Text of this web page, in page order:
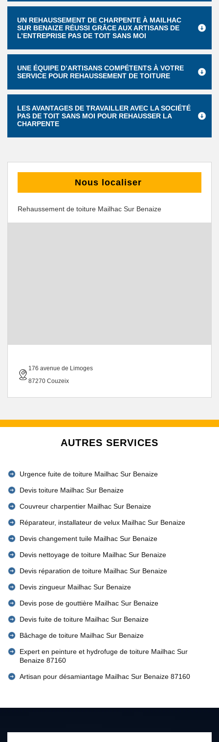
UN REHAUSSEMENT DE CHARPENTE À MAILHAC
SUR BENAIZE RÉUSSI GRÂCE AUX ARTISANS DE
L’ENTREPRISE PAS DE TOIT SANS MOI
UNE ÉQUIPE D’ARTISANS COMPÉTENTS À VOTRE
SERVICE POUR REHAUSSEMENT DE TOITURE
LES AVANTAGES DE TRAVAILLER AVEC LA SOCIÉTÉ
PAS DE TOIT SANS MOI POUR REHAUSSER LA
CHARPENTE
Nous localiser
Rehaussement de toiture Mailhac Sur Benaize
176 avenue de Limoges
87270 Couzeix
AUTRES SERVICES
Urgence fuite de toiture Mailhac Sur Benaize
Devis toiture Mailhac Sur Benaize
Couvreur charpentier Mailhac Sur Benaize
Réparateur, installateur de velux Mailhac Sur Benaize
Devis changement tuile Mailhac Sur Benaize
Devis nettoyage de toiture Mailhac Sur Benaize
Devis réparation de toiture Mailhac Sur Benaize
Devis zingueur Mailhac Sur Benaize
Devis pose de gouttière Mailhac Sur Benaize
Devis fuite de toiture Mailhac Sur Benaize
Bâchage de toiture Mailhac Sur Benaize
Expert en peinture et hydrofuge de toiture Mailhac Sur
Benaize 87160
Artisan pour désamiantage Mailhac Sur Benaize 87160